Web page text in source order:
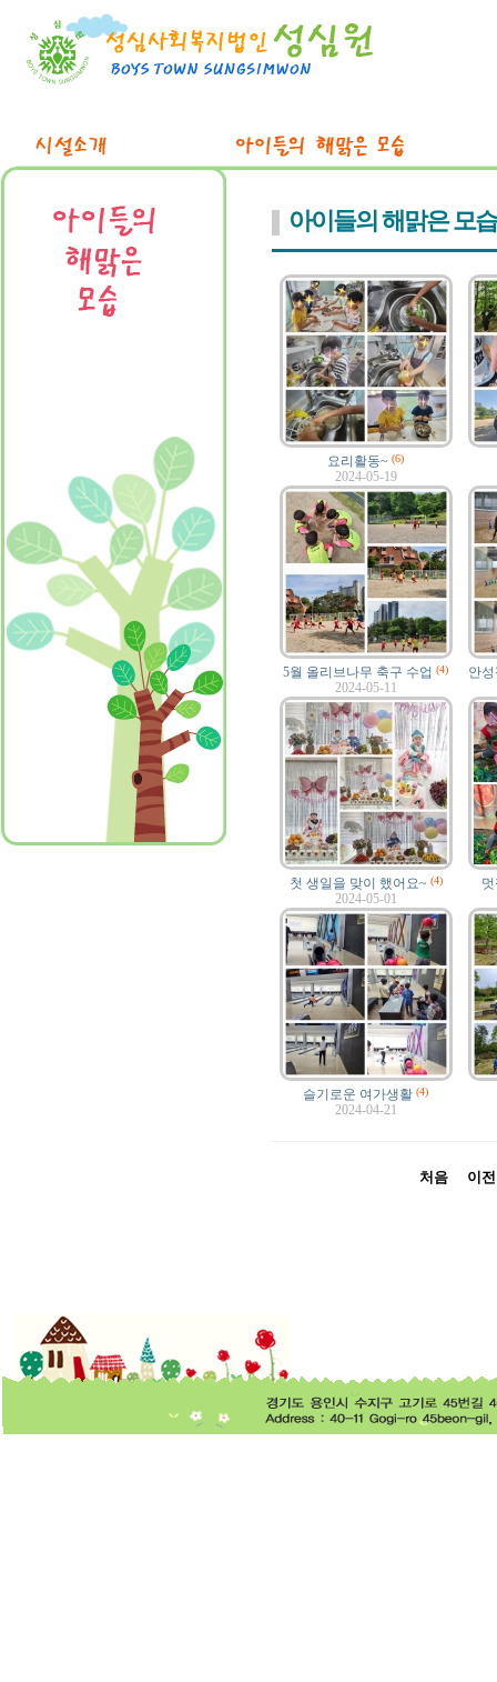
아이들의 해맑은 모습
요리활동~ (6)
2024-05-19
5월 올리브나무 축구 수업 (4)
2024-05-11
안
첫 생일을 맞이 했어요~ (4)
2024-05-01
슬기로운 여가생활 (4)
2024-04-21
처음 이전